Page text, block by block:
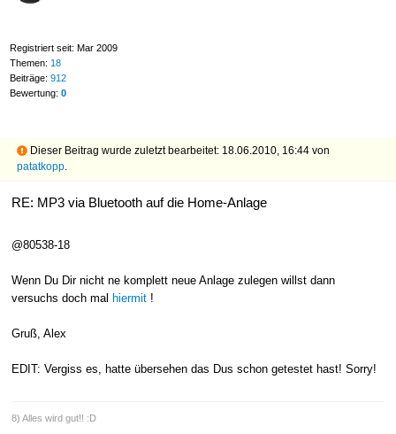
Registriert seit: Mar 2009
Themen: 18
Beiträge: 912
Bewertung: 0
Dieser Beitrag wurde zuletzt bearbeitet: 18.06.2010, 16:44 von
patatkopp
RE: MP3 via Bluetooth auf die Home-Anlage
@80538-18
Wenn Du Dir nicht ne komplett neue Anlage zulegen willst dann
versuchs doch mal hiermit!
Gruß, Alex
EDIT: Vergiss es, hatte übersehen das Dus schon getestet hast! Sorry!
8) Alles wird gut!! :D